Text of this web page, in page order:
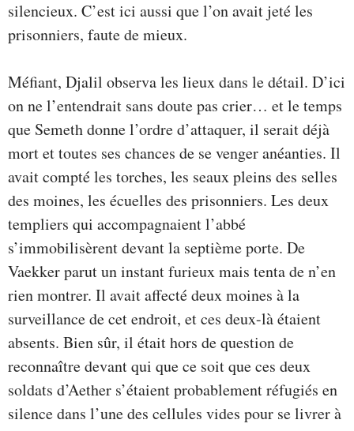
silencieux. C’est ici aussi que l’on avait jeté les
prisonniers, faute de mieux.
Méfiant, Djalil observa les lieux dans le détail. D’ici
on ne l’entendrait sans doute pas crier… et le temps
que Semeth donne l’ordre d’attaquer, il serait déjà
mort et toutes ses chances de se venger anéanties. Il
avait compté les torches, les seaux pleins des selles
des moines, les écuelles des prisonniers. Les deux
templiers qui accompagnaient l’abbé
s’immobilisèrent devant la septième porte. De
Vaekker parut un instant furieux mais tenta de n’en
rien montrer. Il avait affecté deux moines à la
surveillance de cet endroit, et ces deux-là étaient
absents. Bien sûr, il était hors de question de
reconnaître devant qui que ce soit que ces deux
soldats d’Aether s’étaient probablement réfugiés en
silence dans l’une des cellules vides pour se livrer à